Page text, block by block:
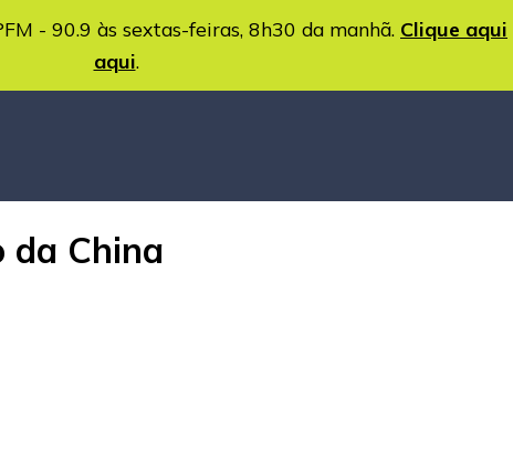
- 90.9 às sextas-feiras, 8h30 da manhã. Clique aqui
aqui.
da China